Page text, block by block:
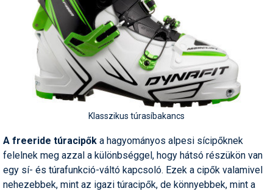
Klasszikus túrasíbakancs
A freeride túracipők a hagyományos alpesi sícipőknek
felelnek meg azzal a különbséggel, hogy hátsó részükön van
egy sí- és túrafunkció-váltó kapcsoló. Ezek a cipők valamivel
nehezebbek, mint az igazi túracipők, de könnyebbek, mint a